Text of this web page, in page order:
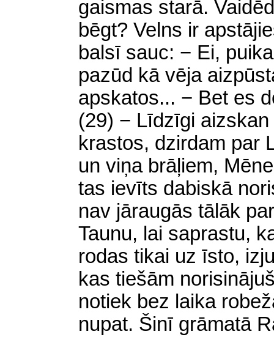
gaismas starā.
bēgt? Velns ir
balsī sauc: − Ei,
pazūd kā vēja
apskatos... − Bet es
(29) − Līdzīgi aizskan
krastos, dzirdam par
un viņa brāļiem,
tas ievīts dabiskā
nav jāraugās tālāk
Taunu, lai saprastu,
rodas tikai uz īsto,
kas tiešām
notiek bez laika
nupat. Šinī grāmatā